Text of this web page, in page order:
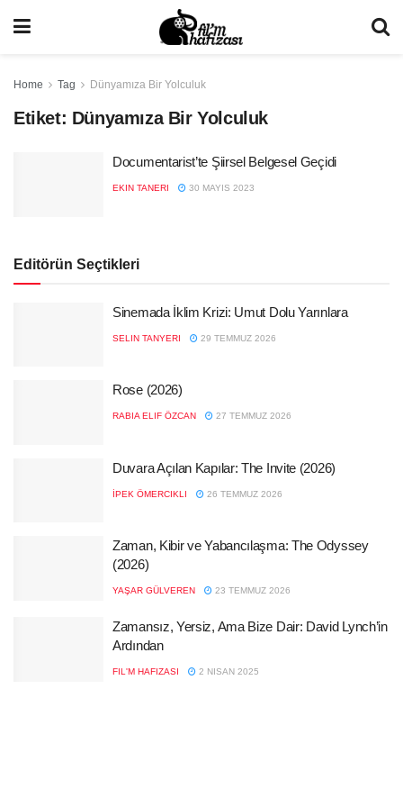
Home Tag Dünyamıza Bir Yolculuk
Etiket: Dünyamıza Bir Yolculuk
Documentarist’te Şiirsel Belgesel Geçidi
EKIN TANERI 30 MAYIS 2023
Editörün Seçtikleri
Sinemada İklim Krizi: Umut Dolu Yarınlara
SELIN TANYERI 29 TEMMUZ 2026
Rose (2026)
RABIA ELIF ÖZCAN 27 TEMMUZ 2026
Duvara Açılan Kapılar: The Invite (2026)
İPEK ÖMERCIKLI 26 TEMMUZ 2026
Zaman, Kibir ve Yabancılaşma: The Odyssey
(2026)
YAŞAR GÜLVEREN 23 TEMMUZ 2026
Zamansız, Yersiz, Ama Bize Dair: David Lynch’in
Ardından
FIL'M HAFIZASI 2 NISAN 2025